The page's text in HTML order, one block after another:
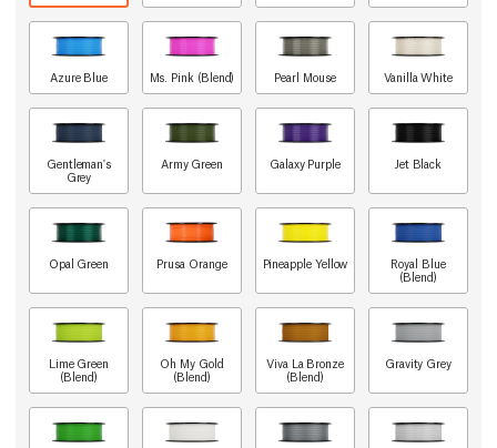
Azure Blue Ms. Pink (Blend) Pearl Mouse Vanilla White
Gentleman's
Grey
Army Green Galaxy Purple Jet Black
Opal Green Prusa Orange Pineapple Yellow
Royal Blue
(Blend)
Lime Green
(Blend)
Oh My Gold
(Blend)
Viva La Bronze
(Blend)
Gravity Grey